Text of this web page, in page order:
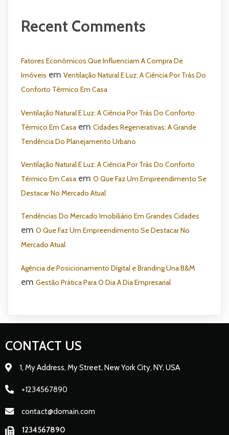
Recent Comments
Fatores Econômicos Que Influenciam A Compra De
Imóveis em Ventilação Natural E Luz: A Ciência Por Trás Do
Conforto Térmico Em Casa
Ventilação Natural E Luz: A Ciência Por Trás Do Conforto
Térmico Em Casa em Cidades Regenerativas: A Grande
Tendência Do Planejamento Urbano
Ventilação Natural E Luz: A Ciência Por Trás Do Conforto
Térmico Em Casa em O Que Faz Um Empreendimento Se
Destacar No Mercado Atual
Tendências Do Mercado Imobiliário Em Grandes Cidades
em O Que Faz Um Empreendimento Se Destacar No
Mercado Atual
Agência de Posicionamento Digital e Branding Una B&M
em Gestão Prática Para O Dia A Dia Empresarial
CONTACT US
1, My Address, My Street, New York City, NY, USA
+1234567890
contact@domain.com
1234567890